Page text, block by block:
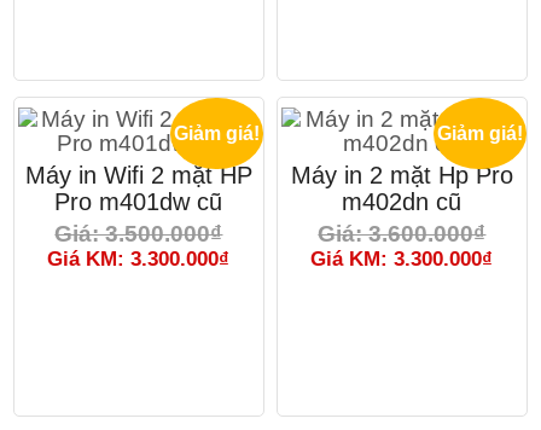
Giảm giá!
Máy in Wifi 2 mặt HP
Pro m401dw cũ
Giá: 3.500.000₫
Giá KM: 3.300.000₫
Giảm giá!
Máy in 2 mặt Hp Pro
m402dn cũ
Giá: 3.600.000₫
Giá KM: 3.300.000₫